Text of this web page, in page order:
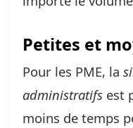
Petites et
Pour les PME, la
administratifs est
moins de temps